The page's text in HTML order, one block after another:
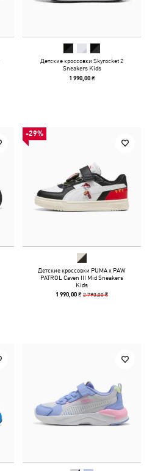
Детские кроссовки Skyrocket 2
Sneakers Kids
1 990,00 ₴
-29%
Детские кроссовки PUMA x PAW
PATROL Caven III Mid Sneakers
Kids
1 990,00 ₴2 790,00 ₴